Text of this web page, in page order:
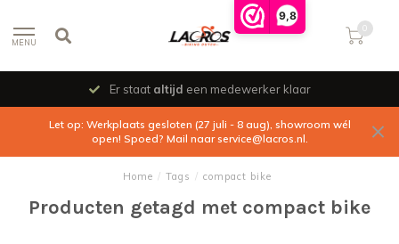
9,8
MENU
0
Er staat altijd een medewerker klaar
Let op: Werkplaats gesloten (27 juli - 8 aug), showroom wél
open! Spoed? Mail naarservice@lacros.nl.
Home / Tags / compact bike
Producten getagd met compact bike